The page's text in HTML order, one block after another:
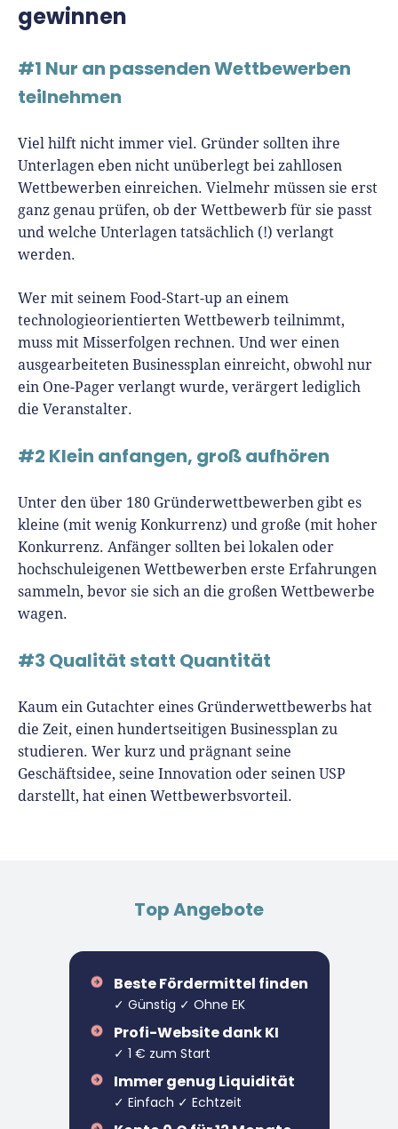
gewinnen
#1 Nur an passenden Wettbewerben
teilnehmen
Viel hilft nicht immer viel. Gründer sollten ihre
Unterlagen eben nicht unüberlegt bei zahllosen
Wettbewerben einreichen. Vielmehr müssen sie erst
ganz genau prüfen, ob der Wettbewerb für sie passt
und welche Unterlagen tatsächlich (!) verlangt
werden.
Wer mit seinem Food-Start-up an einem
technologieorientierten Wettbewerb teilnimmt,
muss mit Misserfolgen rechnen. Und wer einen
ausgearbeiteten Businessplan einreicht, obwohl nur
ein One-Pager verlangt wurde, verärgert lediglich
die Veranstalter.
#2 Klein anfangen, groß aufhören
Unter den über 180 Gründerwettbewerben gibt es
kleine (mit wenig Konkurrenz) und große (mit hoher
Konkurrenz. Anfänger sollten bei lokalen oder
hochschuleigenen Wettbewerben erste Erfahrungen
sammeln, bevor sie sich an die großen Wettbewerbe
wagen.
#3 Qualität statt Quantität
Kaum ein Gutachter eines Gründerwettbewerbs hat
die Zeit, einen hundertseitigen Businessplan zu
studieren. Wer kurz und prägnant seine
Geschäftsidee, seine Innovation oder seinen USP
darstellt, hat einen Wettbewerbsvorteil.
Top Angebote
Beste Fördermittel finden
✓ Günstig ✓ Ohne EK
Profi-Website dank KI
✓ 1 € zum Start
Immer genug Liquidität
✓ Einfach ✓ Echtzeit